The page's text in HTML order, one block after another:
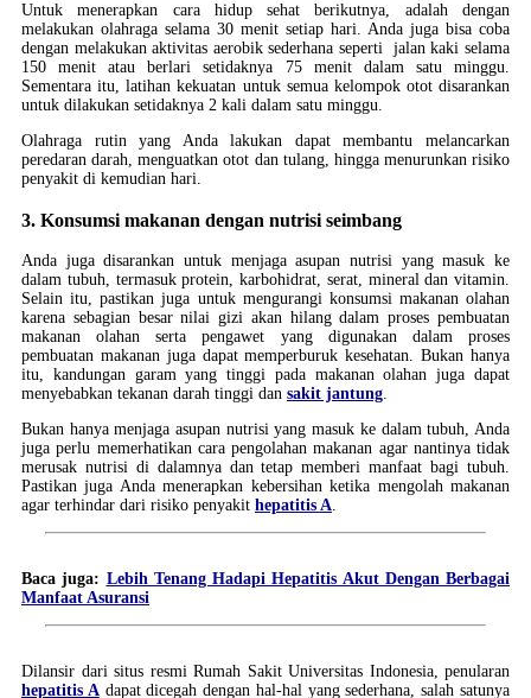
Untuk menerapkan cara hidup sehat berikutnya, adalah dengan
melakukan olahraga selama 30 menit setiap hari. Anda juga bisa coba
dengan melakukan aktivitas aerobik sederhana seperti jalan kaki selama
150 menit atau berlari setidaknya 75 menit dalam satu minggu.
Sementara itu, latihan kekuatan untuk semua kelompok otot disarankan
untuk dilakukan setidaknya 2 kali dalam satu minggu.
Olahraga rutin yang Anda lakukan dapat membantu melancarkan
peredaran darah, menguatkan otot dan tulang, hingga menurunkan risiko
penyakit di kemudian hari.
3. Konsumsi makanan dengan nutrisi seimbang
Anda juga disarankan untuk menjaga asupan nutrisi yang masuk ke
dalam tubuh, termasuk protein, karbohidrat, serat, mineral dan vitamin.
Selain itu, pastikan juga untuk mengurangi konsumsi makanan olahan
karena sebagian besar nilai gizi akan hilang dalam proses pembuatan
makanan olahan serta pengawet yang digunakan dalam proses
pembuatan makanan juga dapat memperburuk kesehatan. Bukan hanya
itu, kandungan garam yang tinggi pada makanan olahan juga dapat
menyebabkan tekanan darah tinggi dan sakit jantung.
Bukan hanya menjaga asupan nutrisi yang masuk ke dalam tubuh, Anda
juga perlu memerhatikan cara pengolahan makanan agar nantinya tidak
merusak nutrisi di dalamnya dan tetap memberi manfaat bagi tubuh.
Pastikan juga Anda menerapkan kebersihan ketika mengolah makanan
agar terhindar dari risiko penyakit hepatitis A.
Baca juga: Lebih Tenang Hadapi Hepatitis Akut Dengan Berbagai
Manfaat Asuransi
Dilansir dari situs resmi Rumah Sakit Universitas Indonesia, penularan
hepatitis Adapat dicegah dengan hal-hal yang sederhana, salah satunya